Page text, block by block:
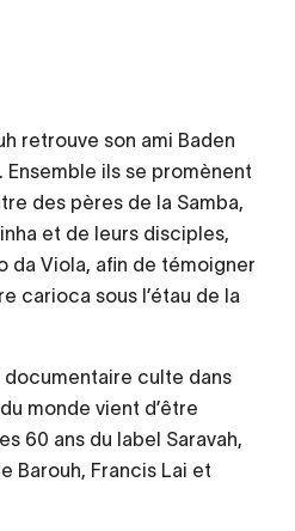
retrouve son ami Baden
Ensemble ils se promènent
des pères de la Samba,
et de leurs disciples,
da Viola, afin de témoigner
carioca sous l’étau de la
documentaire culte dans
monde vient d’être
60 ans du label Saravah,
Barouh, Francis Lai et